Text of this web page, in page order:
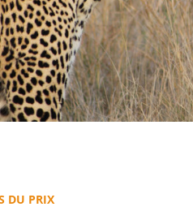
DU PRIX